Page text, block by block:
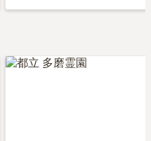
道で人とすれ違うときもそ
し遠慮して欲しい。